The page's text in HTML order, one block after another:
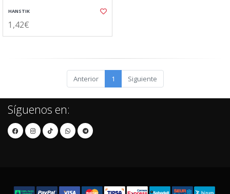
HANSTIK
1,42€
Anterior 1 Siguiente
Síguenos en: